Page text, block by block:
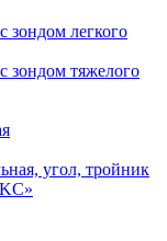
легкого
тяжелого
угол, тройник